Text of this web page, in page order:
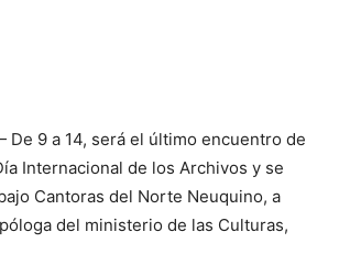
De 9 a 14, será el último encuentro de
Internacional de los Archivos y se
Cantoras del Norte Neuquino, a
del ministerio de las Culturas,